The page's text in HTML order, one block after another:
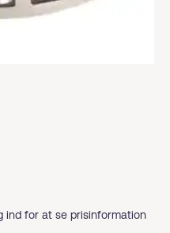
ind for at se prisinformation